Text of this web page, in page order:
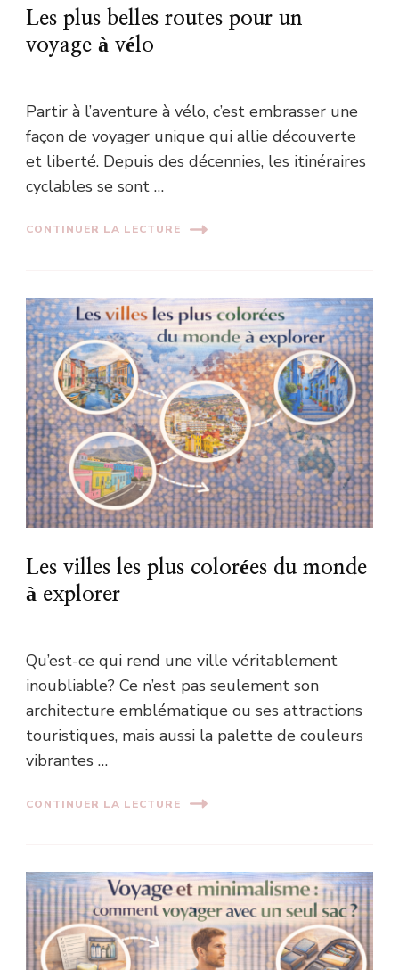
Les plus belles routes pour un
voyage à vélo
Partir à l’aventure à vélo, c’est embrasser une
façon de voyager unique qui allie découverte
et liberté. Depuis des décennies, les itinéraires
cyclables se sont …
CONTINUER LA LECTURE
Les villes les plus colorées du monde
à explorer
Qu’est-ce qui rend une ville véritablement
inoubliable? Ce n’est pas seulement son
architecture emblématique ou ses attractions
touristiques, mais aussi la palette de couleurs
vibrantes …
CONTINUER LA LECTURE